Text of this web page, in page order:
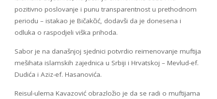
pozitivno poslovanje i punu transparentnost u prethodnom
periodu – istakao je Bičakčić, dodavši da je donesena i
odluka o raspodjeli viška prihoda.
Sabor je na današnjoj sjednici potvrdio reimenovanje muftija
mešihata islamskih zajednica u Srbiji i Hrvatskoj – Mevlud-ef.
Dudića i Aziz-ef. Hasanovića.
Reisul-ulema Kavazović obrazložio je da se radi o muftijama